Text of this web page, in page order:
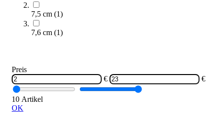
7,5 cm (1)
7,6 cm (1)
Preis
€
€
10 Artikel
OK
Zum Produkt
Sofort lieferbar
SALE